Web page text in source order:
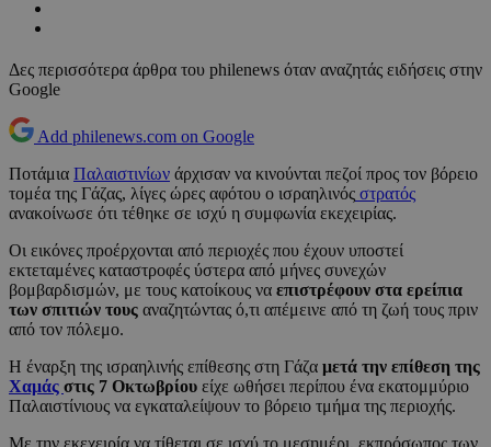
Δες περισσότερα άρθρα του philenews όταν αναζητάς ειδήσεις στην
Google
Add philenews.com on Google
Ποτάμια Παλαιστινίων άρχισαν να κινούνται πεζοί προς τον βόρειο
τομέα της Γάζας, λίγες ώρες αφότου ο ισραηλινός στρατός
ανακοίνωσε ότι τέθηκε σε ισχύ η συμφωνία εκεχειρίας.
Οι εικόνες προέρχονται από περιοχές που έχουν υποστεί
εκτεταμένες καταστροφές ύστερα από μήνες συνεχών
βομβαρδισμών, με τους κατοίκους να επιστρέφουν στα ερείπια
των σπιτιών τους αναζητώντας ό,τι απέμεινε από τη ζωή τους πριν
από τον πόλεμο.
Η έναρξη της ισραηλινής επίθεσης στη Γάζα μετά την επίθεση της
Χαμάς στις 7 Οκτωβρίου είχε ωθήσει περίπου ένα εκατομμύριο
Παλαιστίνιους να εγκαταλείψουν το βόρειο τμήμα της περιοχής.
Με την εκεχειρία να τίθεται σε ισχύ το μεσημέρι, εκπρόσωπος των